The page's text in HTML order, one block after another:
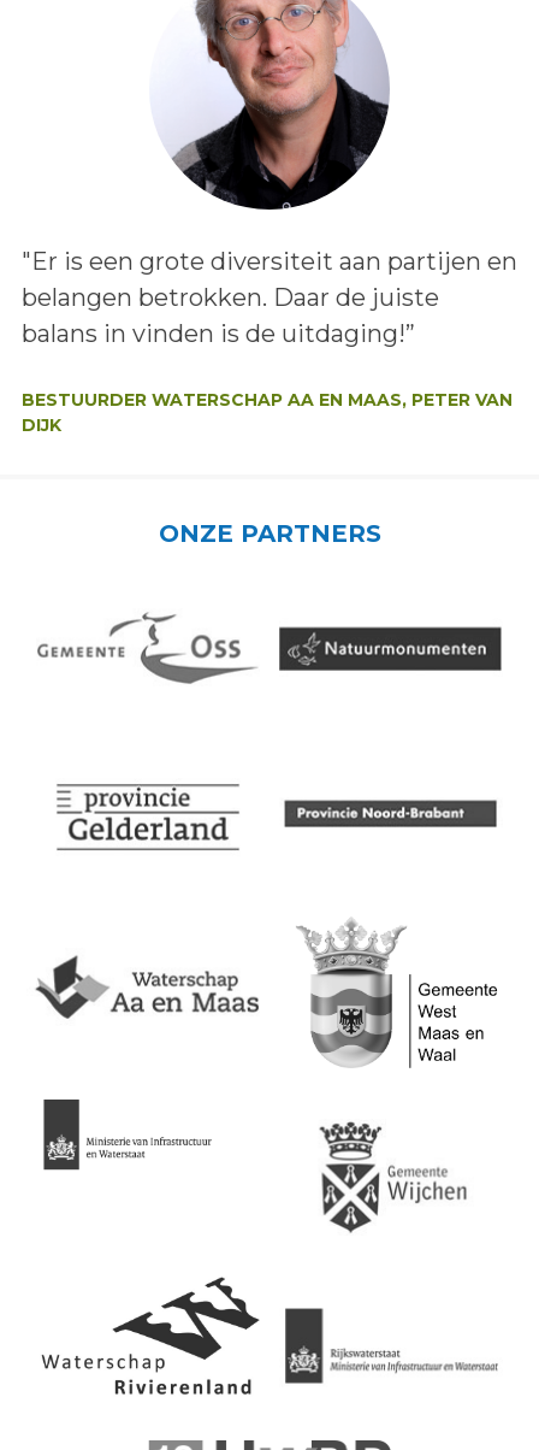
Lees het bericht:
"Er is een grote diversiteit aan partijen en
belangen betrokken. Daar de juiste
balans in vinden is de uitdaging!”
BESTUURDER WATERSCHAP AA EN MAAS, PETER VAN
DIJK
ONZE PARTNERS